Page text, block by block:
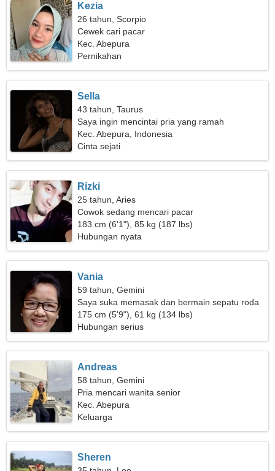
Kezia
26 tahun, Scorpio
Cewek cari pacar
Kec. Abepura
Pernikahan
Sella
43 tahun, Taurus
Saya ingin mencintai pria yang ramah
Kec. Abepura, Indonesia
Cinta sejati
Rizki
25 tahun, Aries
Cowok sedang mencari pacar
183 cm (6'1"), 85 kg (187 lbs)
Hubungan nyata
Vania
59 tahun, Gemini
Saya suka memasak dan bermain sepatu roda
175 cm (5'9"), 61 kg (134 lbs)
Hubungan serius
Andreas
58 tahun, Gemini
Pria mencari wanita senior
Kec. Abepura
Keluarga
Sheren